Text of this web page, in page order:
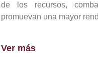
de los recursos,
promuevan una mayor
Ver más